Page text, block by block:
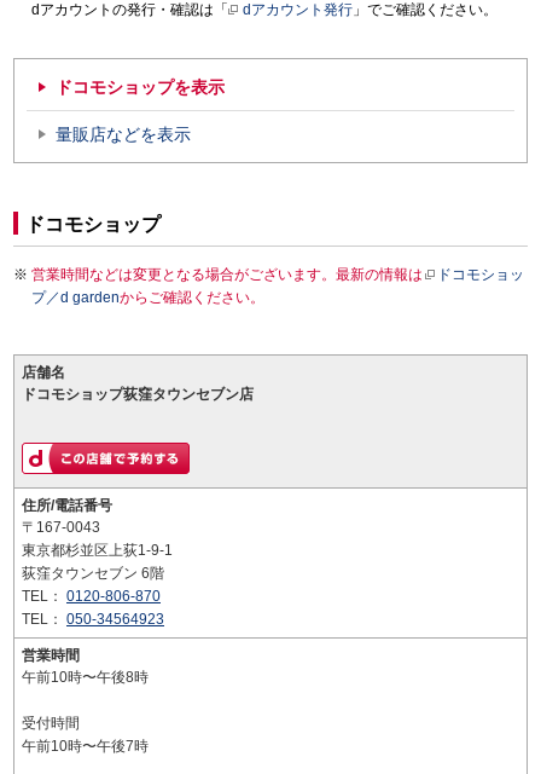
dアカウントの発行・確認は「
dアカウント発行 」でご確認ください。
ドコモショップを表示
量販店などを表示
ドコモショップ
営業時間などは変更となる場合がございます。最新の情報は
ドコモショッ
プ／d gardenからご確認ください。
店舗名
ドコモショップ荻窪タウンセブン店
住所/電話番号
〒167-0043
東京都杉並区上荻1-9-1
荻窪タウンセブン 6階
TEL： 0120-806-870
TEL： 050-34564923
営業時間
午前10時〜午後8時
受付時間
午前10時〜午後7時